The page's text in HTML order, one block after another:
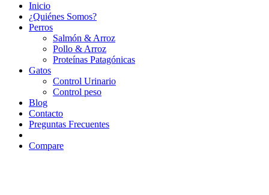
Inicio
¿Quiénes Somos?
Perros
Salmón & Arroz
Pollo & Arroz
Proteínas Patagónicas
Gatos
Control Urinario
Control peso
Blog
Contacto
Preguntas Frecuentes
Compare